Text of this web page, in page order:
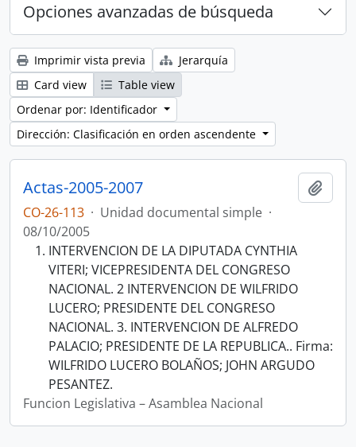
Opciones avanzadas de búsqueda
Imprimir vista previa
Jerarquía
Card view
Table view
Ordenar por: Identificador
Dirección: Clasificación en orden ascendente
Actas-2005-2007
CO-26-113 · Unidad documental simple ·
08/10/2005
INTERVENCION DE LA DIPUTADA CYNTHIA
VITERI; VICEPRESIDENTA DEL CONGRESO
NACIONAL. 2 INTERVENCION DE WILFRIDO
LUCERO; PRESIDENTE DEL CONGRESO
NACIONAL. 3. INTERVENCION DE ALFREDO
PALACIO; PRESIDENTE DE LA REPUBLICA.. Firma:
WILFRIDO LUCERO BOLAÑOS; JOHN ARGUDO
PESANTEZ.
Funcion Legislativa – Asamblea Nacional